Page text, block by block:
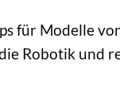
für Modelle
Robotik und